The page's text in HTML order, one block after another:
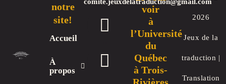
notre
site!
Accueil
À
propos
F
a
c
e
T
w
i
t
voir
à
l’Université
du
Québec
à Trois-
2026
Jeux de la
traduction |
Translation